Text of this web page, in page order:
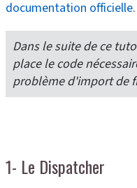
documentation officielle.
Dans le suite de ce
place le code
problème d'import de
1- Le Dispatcher